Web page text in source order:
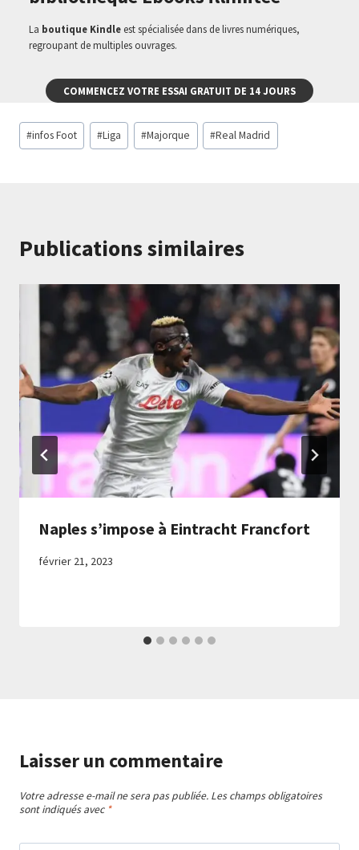
La boutique Kindleest spécialisée dans de livres numériques,
regroupant de multiples ouvrages.
COMMENCEZ VOTRE ESSAI GRATUIT DE 14 JOURS
Étiquettes
de
#infos Foot #Liga #Majorque #Real Madrid
Publications similaires
Naples s’impose à Eintracht Francfort
février 21, 2023
Laisser un commentaire
Votre adresse e-mail ne sera pas publiée. Les champs obligatoires
sont indiqués avec *